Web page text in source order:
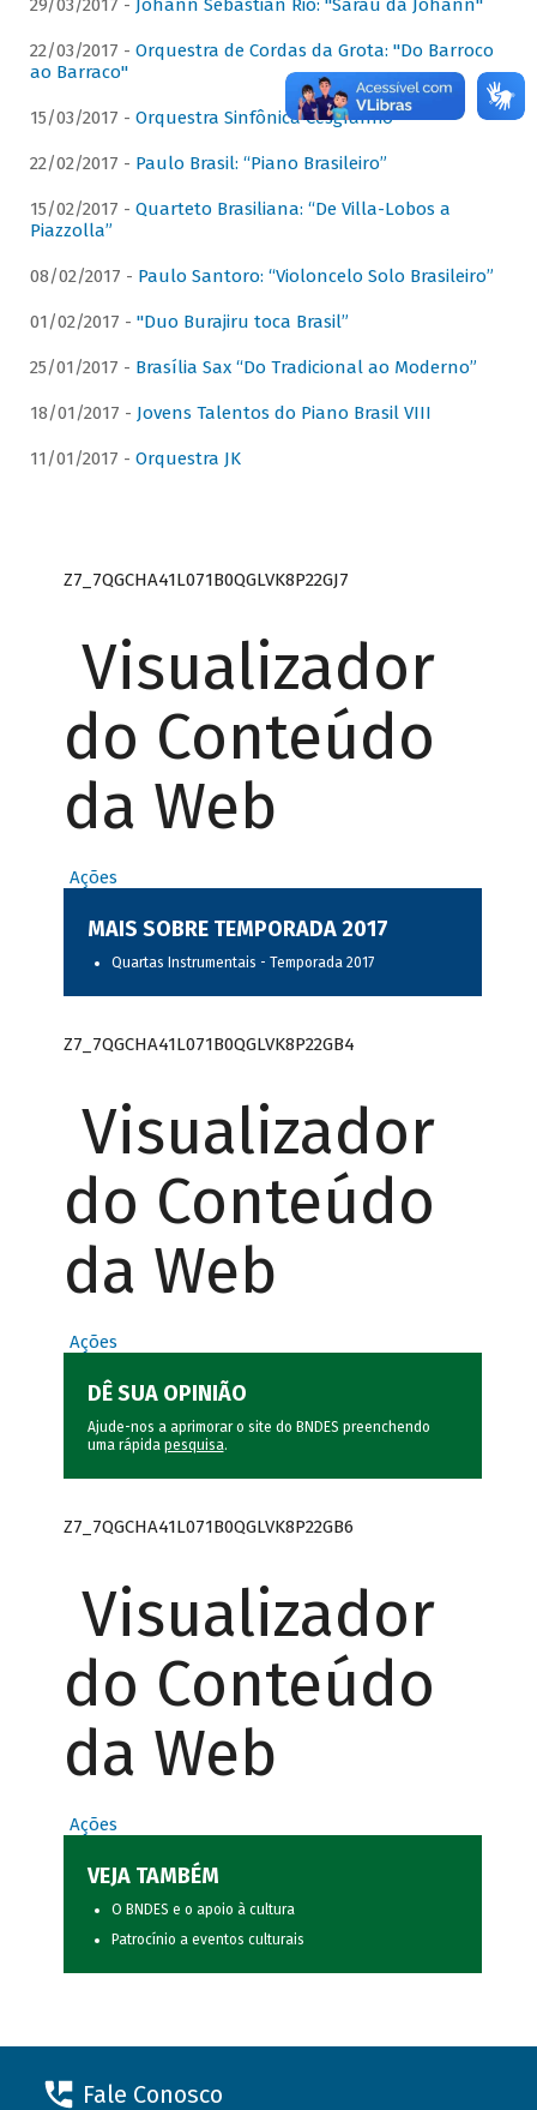
29/03/2017 - Johann Sebastian Rio: "Sarau da Johann"
22/03/2017 - Orquestra de Cordas da Grota: "Do Barroco
ao Barraco"
15/03/2017 - Orquestra Sinfônica Cesgranrio
22/02/2017 - Paulo Brasil: “Piano Brasileiro”
15/02/2017 - Quarteto Brasiliana: “De Villa-Lobos a
Piazzolla”
08/02/2017 - Paulo Santoro: “Violoncelo Solo Brasileiro”
01/02/2017 - "Duo Burajiru toca Brasil”
25/01/2017 - Brasília Sax “Do Tradicional ao Moderno”
18/01/2017 - Jovens Talentos do Piano Brasil VIII
11/01/2017 - Orquestra JK
Z7_7QGCHA41L071B0QGLVK8P22GJ7
Visualizador
do Conteúdo
da Web
Ações
MAIS SOBRE TEMPORADA 2017
Quartas Instrumentais - Temporada 2017
Z7_7QGCHA41L071B0QGLVK8P22GB4
Visualizador
do Conteúdo
da Web
Ações
DÊ SUA OPINIÃO
Ajude-nos a aprimorar o site do BNDES preenchendo
uma rápida pesquisa.
Z7_7QGCHA41L071B0QGLVK8P22GB6
Visualizador
do Conteúdo
da Web
Ações
VEJA TAMBÉM
O BNDES e o apoio à cultura
Patrocínio a eventos culturais
Fale Conosco